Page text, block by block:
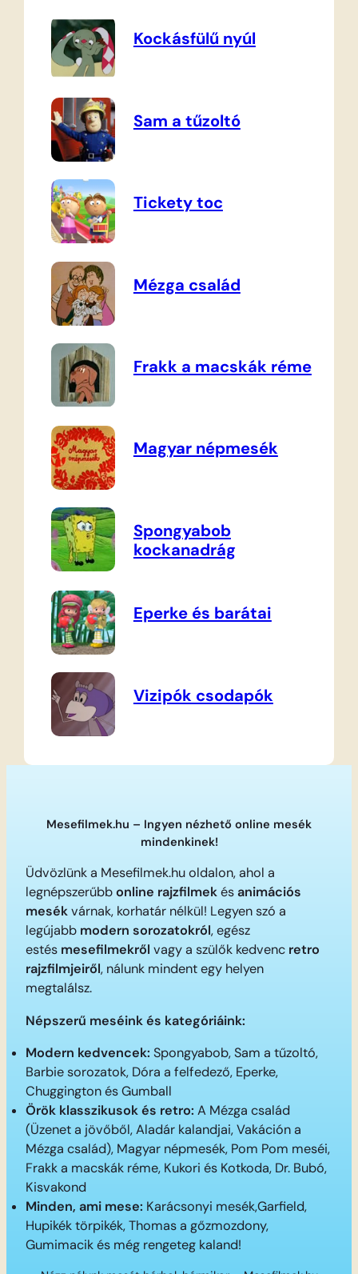
Kockásfülű nyúl
Sam a tűzoltó
Tickety toc
Mézga család
Frakk a macskák réme
Magyar népmesék
Spongyabob
kockanadrág
Eperke és barátai
Vizipók csodapók
Mesefilmek.hu – Ingyen nézhető online mesék
mindenkinek!
Üdvözlünk a Mesefilmek.hu oldalon, ahol a
legnépszerűbbonline rajzfilmekésanimációs
mesékvárnak, korhatár nélkül! Legyen szó a
legújabb modern sorozatokról, egész
estés mesefilmekről vagy a szülők kedvenc retro
rajzfilmjeiről, nálunk mindent egy helyen
megtalálsz.
Népszerű meséink és kategóriáink:
Modern kedvencek: Spongyabob, Sam a tűzoltó,
Barbie sorozatok, Dóra a felfedező, Eperke,
Chuggington és Gumball
Örök klasszikusok és retro: A Mézga család
(Üzenet a jövőből, Aladár kalandjai, Vakáción a
Mézga család), Magyar népmesék, Pom Pom meséi,
Frakk a macskák réme, Kukori és Kotkoda, Dr. Bubó,
Kisvakond
Minden, ami mese: Karácsonyi mesék,Garfield,
Hupikék törpikék, Thomas a gőzmozdony,
Gumimacik és még rengeteg kaland!